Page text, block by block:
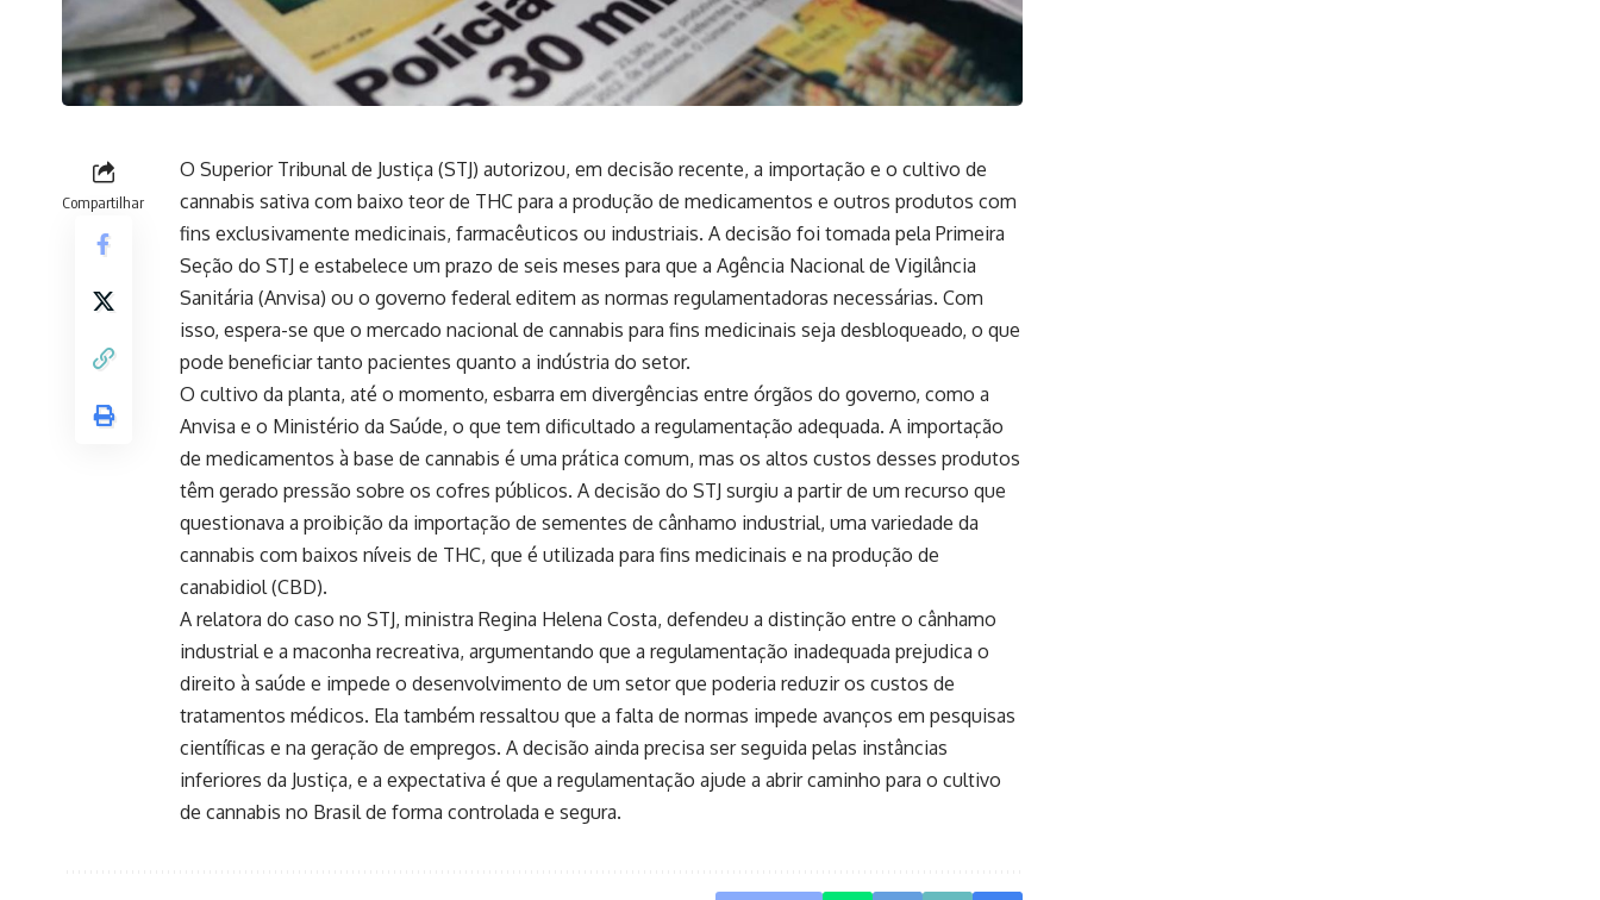
Compartilhar
O Superior Tribunal de Justiça (STJ) autorizou, em decisão recente, a importação e o cultivo de
cannabis sativa com baixo teor de THC para a produção de medicamentos e outros produtos com
fins exclusivamente medicinais, farmacêuticos ou industriais. A decisão foi tomada pela Primeira
Seção do STJ e estabelece um prazo de seis meses para que a Agência Nacional de Vigilância
Sanitária (Anvisa) ou o governo federal editem as normas regulamentadoras necessárias. Com
isso, espera-se que o mercado nacional de cannabis para fins medicinais seja desbloqueado, o que
pode beneficiar tanto pacientes quanto a indústria do setor.
O cultivo da planta, até o momento, esbarra em divergências entre órgãos do governo, como a
Anvisa e o Ministério da Saúde, o que tem dificultado a regulamentação adequada. A importação
de medicamentos à base de cannabis é uma prática comum, mas os altos custos desses produtos
têm gerado pressão sobre os cofres públicos. A decisão do STJ surgiu a partir de um recurso que
questionava a proibição da importação de sementes de cânhamo industrial, uma variedade da
cannabis com baixos níveis de THC, que é utilizada para fins medicinais e na produção de
canabidiol (CBD).
A relatora do caso no STJ, ministra Regina Helena Costa, defendeu a distinção entre o cânhamo
industrial e a maconha recreativa, argumentando que a regulamentação inadequada prejudica o
direito à saúde e impede o desenvolvimento de um setor que poderia reduzir os custos de
tratamentos médicos. Ela também ressaltou que a falta de normas impede avanços em pesquisas
científicas e na geração de empregos. A decisão ainda precisa ser seguida pelas instâncias
inferiores da Justiça, e a expectativa é que a regulamentação ajude a abrir caminho para o cultivo
de cannabis no Brasil de forma controlada e segura.